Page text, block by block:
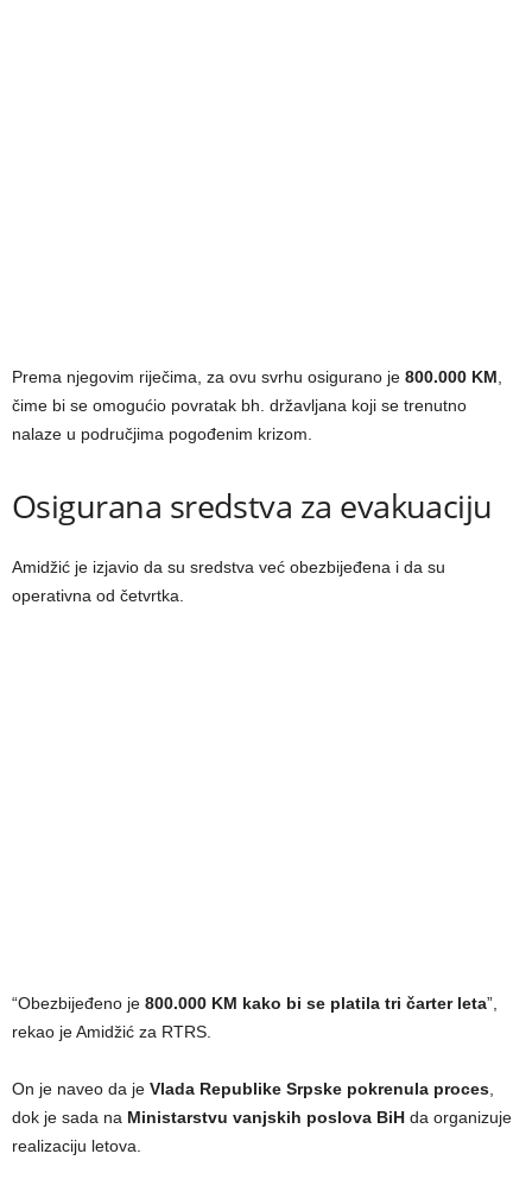
Prema njegovim riječima, za ovu svrhu osigurano je 800.000 KM,
čime bi se omogućio povratak bh. državljana koji se trenutno
nalaze u područjima pogođenim krizom.
Osigurana sredstva za evakuaciju
Amidžić je izjavio da su sredstva već obezbijeđena i da su
operativna od četvrtka.
“Obezbijeđeno je 800.000 KM kako bi se platila tri čarter leta”,
rekao je Amidžić za RTRS.
On je naveo da je Vlada Republike Srpske pokrenula proces,
dok je sada na Ministarstvu vanjskih poslova BiH da organizuje
realizaciju letova.